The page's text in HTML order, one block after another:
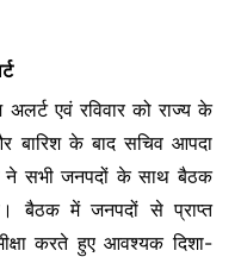
अलर्ट एवं रविवार को राज्य के
बारिश के बाद सचिव आपदा
ने सभी जनपदों के साथ बैठक
बैठक में जनपदों से प्राप्त
करते हुए आवश्यक दिशा-